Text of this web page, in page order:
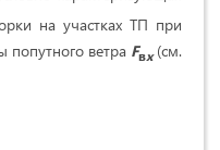
на участках ТП при
попутного ветра Fвx(см.